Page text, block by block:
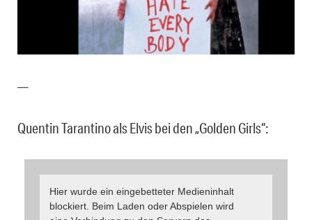
—
Quentin Tarantino als Elvis bei den „Golden Girls“:
Hier wurde ein eingebetteter Medieninhalt
blockiert. Beim Laden oder Abspielen wird